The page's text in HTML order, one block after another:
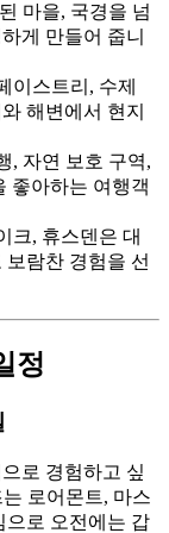
마을, 국경을 넘
게 만들어 줍니
이스트리, 수제
해변에서 현지
, 자연 보호 구역,
좋아하는 여행객
크, 휴스덴은 대
람찬 경험을 선
정
로 경험하고 싶
로어몬트, 마스
으로 오전에는 갑